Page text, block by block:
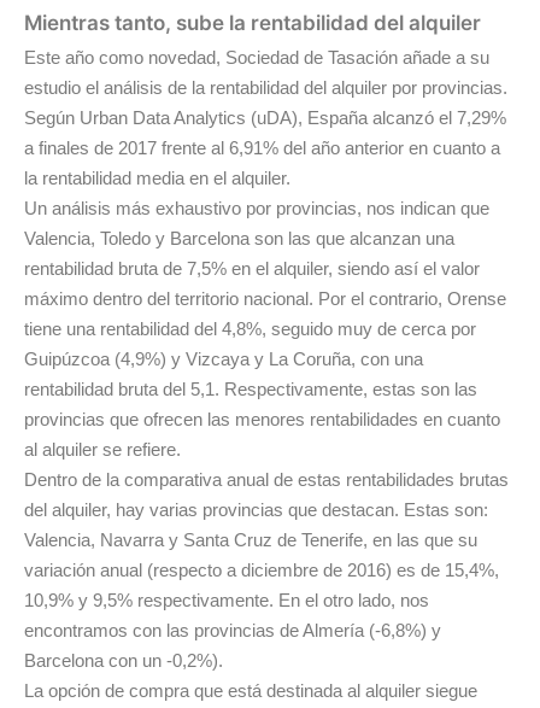
Mientras tanto, sube la rentabilidad del alquiler
Este año como novedad, Sociedad de Tasación añade a su
estudio el análisis de la rentabilidad del alquiler por provincias.
Según Urban Data Analytics (uDA), España alcanzó el 7,29%
a finales de 2017 frente al 6,91% del año anterior en cuanto a
la rentabilidad media en el alquiler.
Un análisis más exhaustivo por provincias, nos indican que
Valencia, Toledo y Barcelona son las que alcanzan una
rentabilidad bruta de 7,5% en el alquiler, siendo así el valor
máximo dentro del territorio nacional. Por el contrario, Orense
tiene una rentabilidad del 4,8%, seguido muy de cerca por
Guipúzcoa (4,9%) y Vizcaya y La Coruña, con una
rentabilidad bruta del 5,1. Respectivamente, estas son las
provincias que ofrecen las menores rentabilidades en cuanto
al alquiler se refiere.
Dentro de la comparativa anual de estas rentabilidades brutas
del alquiler, hay varias provincias que destacan. Estas son:
Valencia, Navarra y Santa Cruz de Tenerife, en las que su
variación anual (respecto a diciembre de 2016) es de 15,4%,
10,9% y 9,5% respectivamente. En el otro lado, nos
encontramos con las provincias de Almería (-6,8%) y
Barcelona con un -0,2%).
La opción de compra que está destinada al alquiler siegue